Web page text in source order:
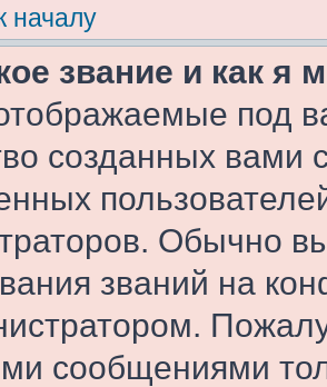
началу
звание и как я
под
созданных
Обычно
званий на
сообщениями